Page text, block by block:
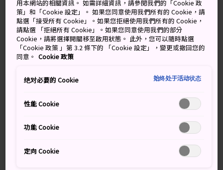
關鍵字 地圖
歷史悠久、風景優美的石鋪坡道
位於東山手町的荷蘭阪是一段蜿蜒起伏的小路，擁有悠久
而又曲折的歷史。從 19 世紀中葉至末期，這裡是外國人
首選的定居地，該地區的西式建築也展現了昔日外國人生
活中最華麗的一面。
用本網站的相關資訊。 如需詳細資訊，請參閱我們的「Cookie 政
策」和「Cookie 設定」。 如果您同意使用我們所有的 Cookie，請
點選「接受所有 Cookie」。如果您拒絕使用我們所有的 Cookie，
請點選 「拒絕所有 Cookie」。如果您同意使用我們的部分
Cookie，請將選擇開關移至啟用狀態。 此外，您可以隨時點選
「Cookie 政策 」第 3.2 條下的 「Cookie 設定」，變更或撤回您的
同意。 Cookie 政策
绝对必要的 Cookie 始终处于活动状态
性能 Cookie
功能 Cookie
定向 Cookie